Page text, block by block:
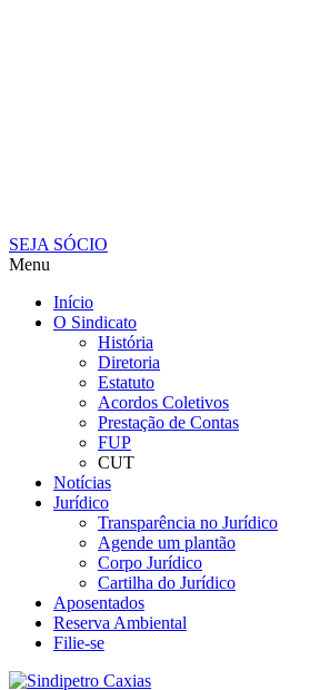
SEJA SÓCIO
Menu
Início
O Sindicato
História
Diretoria
Estatuto
Acordos Coletivos
Prestação de Contas
FUP
CUT
Notícias
Jurídico
Transparência no Jurídico
Agende um plantão
Corpo Jurídico
Cartilha do Jurídico
Aposentados
Reserva Ambiental
Filie-se